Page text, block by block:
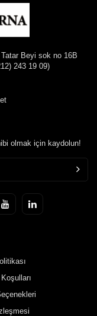
Beyi sok no 16B
243 19 09)
olmak için kaydolun!